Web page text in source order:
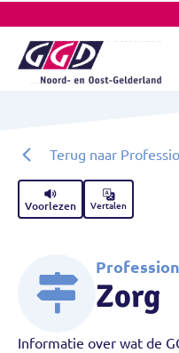
Terug naar
Voorlezen Vertalen
Zorg
Informatie over wat de